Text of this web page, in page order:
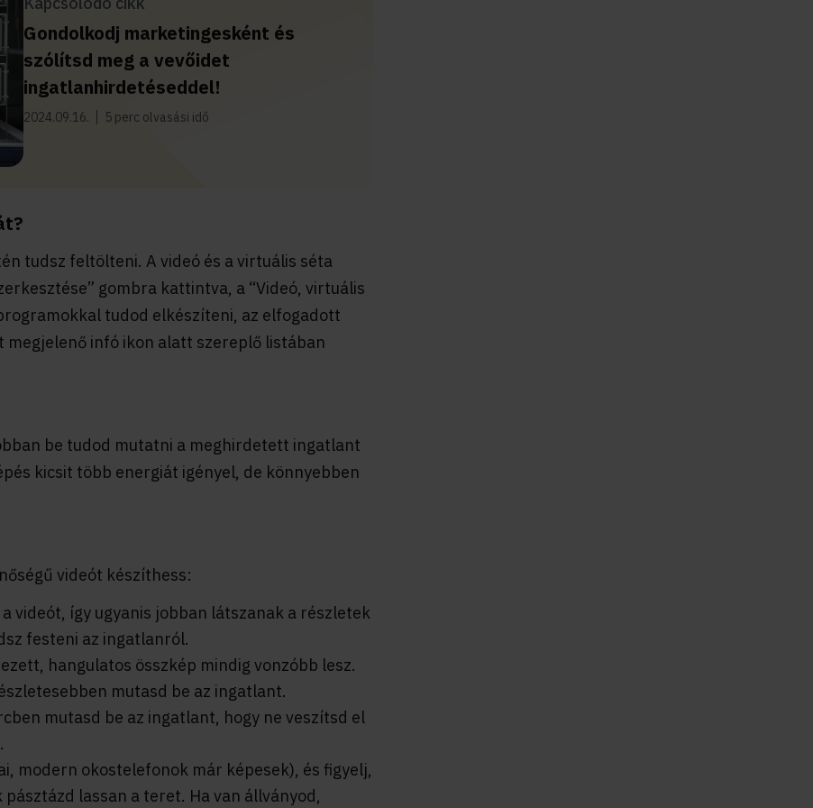
Gondolkodj marketingesként és
szólítsd meg a vevőidet
ingatlanhirdetéseddel!
2024.09.16. 5 perc olvasási idő
tudsz feltölteni. A videó és a virtuális séta
gombra kattintva, a “Videó, virtuális
tudod elkészíteni, az elfogadott
infó ikon alatt szereplő listában
be tudod mutatni a meghirdetett ingatlant
kicsit több energiát igényel, de könnyebben
videót készíthess:
videót, így ugyanis jobban látszanak a részletek
festeni az ingatlanról.
hangulatos összkép mindig vonzóbb lesz.
mutasd be az ingatlant.
mutasd be az ingatlant, hogy ne veszítsd el
modern okostelefonok már képesek), és figyelj,
lassan a teret. Ha van állványod,